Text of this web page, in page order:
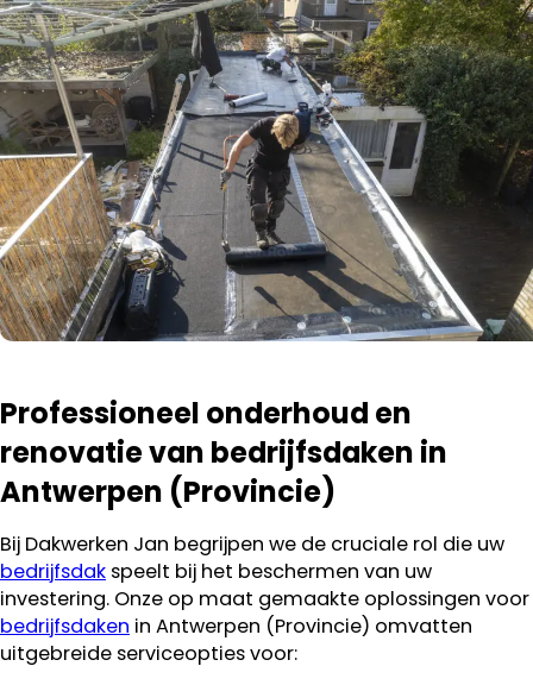
Professioneel onderhoud en
renovatie van bedrijfsdaken in
Antwerpen (Provincie)
Bij Dakwerken Jan begrijpen we de cruciale rol die uw
bedrijfsdak speelt bij het beschermen van uw
investering. Onze op maat gemaakte oplossingen voor
bedrijfsdaken in Antwerpen (Provincie) omvatten
uitgebreide serviceopties voor: